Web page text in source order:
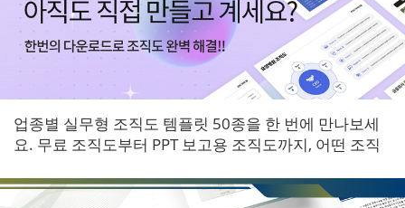
업종별 실무형 조직도 템플릿 50종을 한 번에 만나보세
요. 무료 조직도부터 PPT 보고용 조직도까지, 어떤 조직